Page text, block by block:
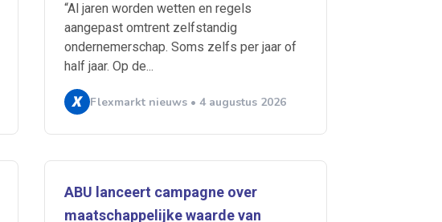
“Al jaren worden wetten en regels
aangepast omtrent zelfstandig
ondernemerschap. Soms zelfs per jaar of
half jaar. Op de...
Flexmarkt nieuws • 4 augustus 2026
ABU lanceert campagne over
maatschappelijke waarde van
ZiPconomy